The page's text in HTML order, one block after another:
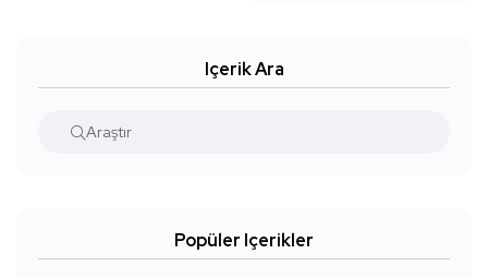
Içerik Ara
Popüler Içerikler